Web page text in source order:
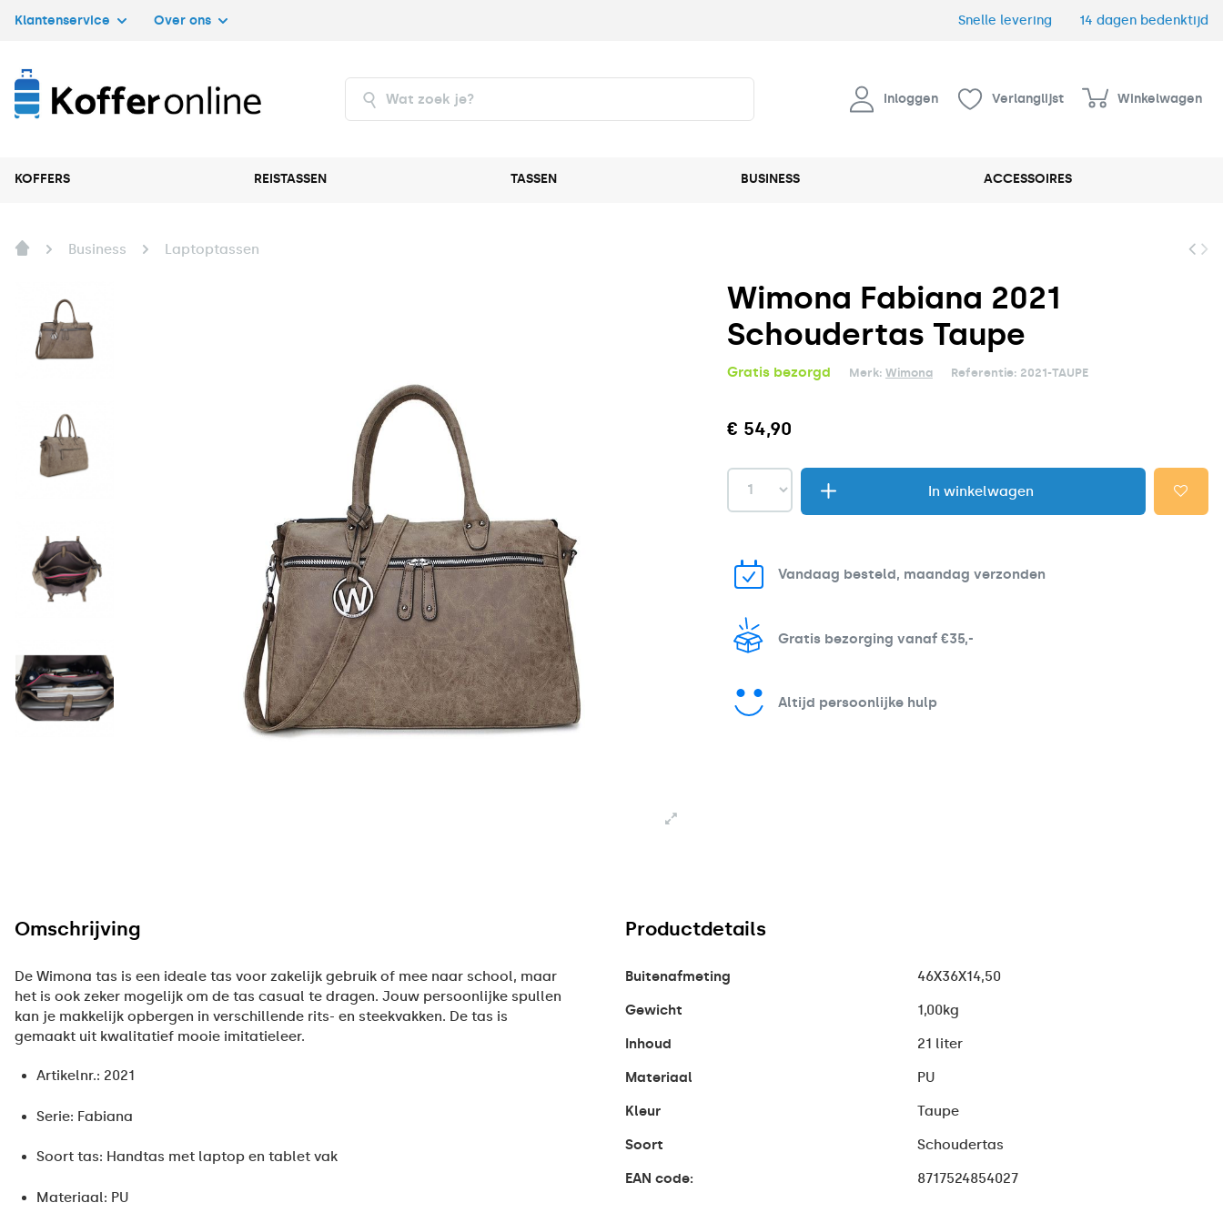
Klantenservice Over ons Snelle levering 14 dagen bedenktijd
Inloggen Verlanglijst Winkelwagen
KOFFERS REISTASSEN TASSEN BUSINESS ACCESSOIRES
Business Laptoptassen
Wimona Fabiana 2021
Schoudertas Taupe
Gratis bezorgd Merk: Wimona Referentie: 2021-TAUPE
€ 54,90
In winkelwagen
Vandaag besteld, maandag verzonden
Gratis bezorging vanaf €35,-
Altijd persoonlijke hulp
Omschrijving
De Wimona tas is een ideale tas voor zakelijk gebruik of mee naar school, maar
het is ook zeker mogelijk om de tas casual te dragen. Jouw persoonlijke spullen
kan je makkelijk opbergen in verschillende rits- en steekvakken. De tas is
gemaakt uit kwalitatief mooie imitatieleer.
Artikelnr.: 2021
Serie: Fabiana
Soort tas: Handtas met laptop en tablet vak
Materiaal: PU
Productdetails
Buitenafmeting 46X36X14,50
Gewicht 1,00kg
Inhoud 21 liter
Materiaal PU
Kleur Taupe
Soort Schoudertas
EAN code: 8717524854027